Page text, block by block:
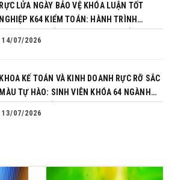
RỰC LỬA NGÀY BẢO VỆ KHÓA LUẬN TỐT
NGHIỆP K64 KIỂM TOÁN: HÀNH TRÌNH
14/07/2026
KHOA KẾ TOÁN VÀ KINH DOANH RỰC RỠ SẮC
MÀU TỰ HÀO: SINH VIÊN KHÓA 64 NGÀNH
13/07/2026